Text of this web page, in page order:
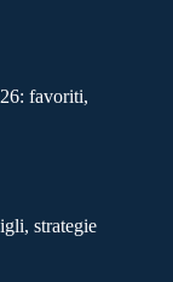
favoriti,
strategie